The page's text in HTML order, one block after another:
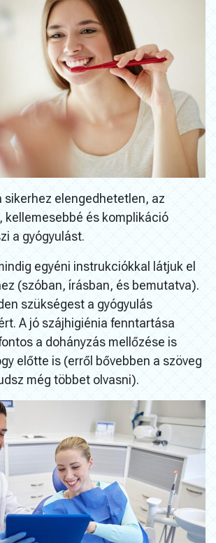
sikerhez elengedhetetlen, az
és komplikáció
a gyógyulást.
egyéni instrukciókkal látjuk el
(szóban, írásban, és bemutatva).
szükségest a gyógyulás
A jó szájhigiénia fenntartása
a dohányzás mellőzése is
előtte is (erről bővebben a szöveg
még többet olvasni).